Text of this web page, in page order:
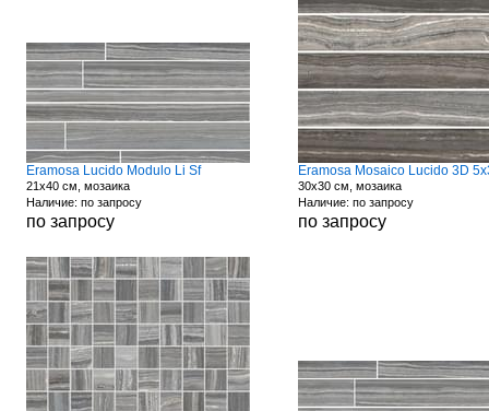
Eramosa Lucido Modulo Li Sf
21x40 см, мозаика
Наличие: по запросу
по запросу
Eramosa Mosaico Lucido 3D
30x30 см, мозаика
Наличие: по запросу
по запросу